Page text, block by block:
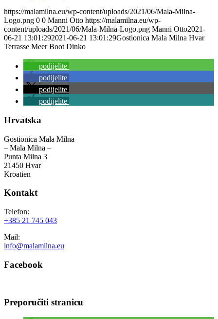
https://malamilna.eu/wp-content/uploads/2021/06/Mala-Milna-
Logo.png 0 0 Manni Otto https://malamilna.eu/wp-
content/uploads/2021/06/Mala-Milna-Logo.png Manni Otto2021-
06-21 13:01:292021-06-21 13:01:29Gostionica Mala Milna Hvar
Terrasse Meer Boot Dinko
podijelite
podijelite
podijelite
podijelite
Hrvatska
Gostionica Mala Milna
– Mala Milna –
Punta Milna 3
21450 Hvar
Kroatien
Kontakt
Telefon:
+385 21 745 043
Mail:
info@malamilna.eu
Facebook
Preporučiti stranicu